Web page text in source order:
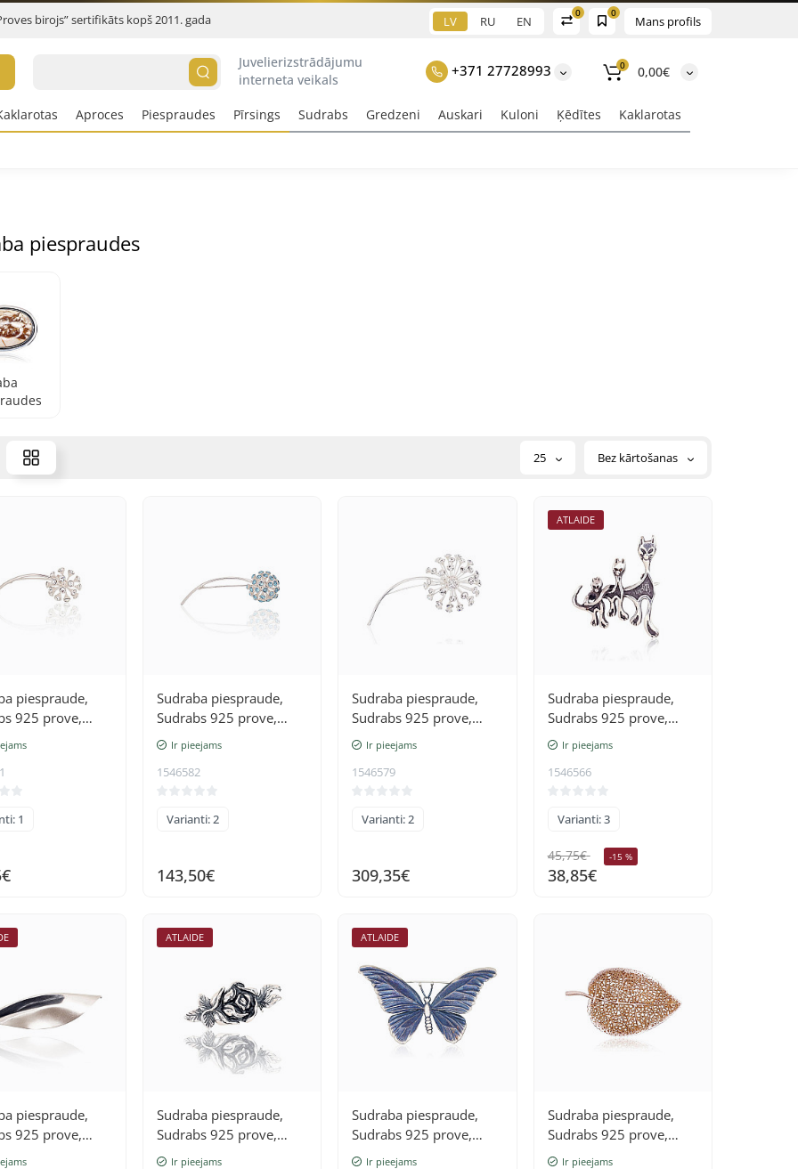
birojs” sertifikāts kopš 2011. gada Mans profils
0
0
LV RU EN
Juvelierizstrādājumu
interneta veikals
+371 27728993 0 0,00€
Aproces Piespraudes Pīrsings Sudrabs Gredzeni Auskari Kuloni Ķēdītes Kaklarotas
piespraudes
25 Bez kārtošanas
piespraude,
925 prove,
1
Sudraba piespraude,
Sudrabs 925 prove,
KristāliIr pieejams
1546582
Varianti: 2
143,50€
Sudraba piespraude,
Sudrabs 925 prove,
Kristāli
Ir pieejams
1546579
Varianti: 2
309,35€
ATLAIDE
Sudraba piespraude,
Sudrabs 925 prove,
oksids (pārklājums)
Ir pieejams
1546566
Varianti: 3
45,75€ -15 %
38,85€
piespraude,
925 prove,
ATLAIDE
Sudraba piespraude,
Sudrabs 925 prove,
oksids (pārklājums)
Ir pieejams
ATLAIDE
Sudraba piespraude,
Sudrabs 925 prove,
oksids (pārklājums)
Ir pieejams
Sudraba piespraude,
Sudrabs 925 prove,
oksids (pārklājums)
Ir pieejams